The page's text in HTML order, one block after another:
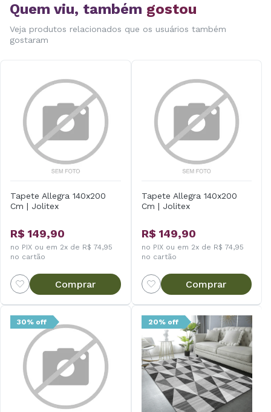
Quem viu, também gostou
Veja produtos relacionados que os usuários também
gostaram
Tapete Allegra 140x200
Cm | Jolitex
R$ 149,90
no PIX ou em 2x de R$ 74,95
no cartão
Comprar
Tapete Allegra 140x200
Cm | Jolitex
R$ 149,90
no PIX ou em 2x de R$ 74,95
no cartão
Comprar
30% off 20% off